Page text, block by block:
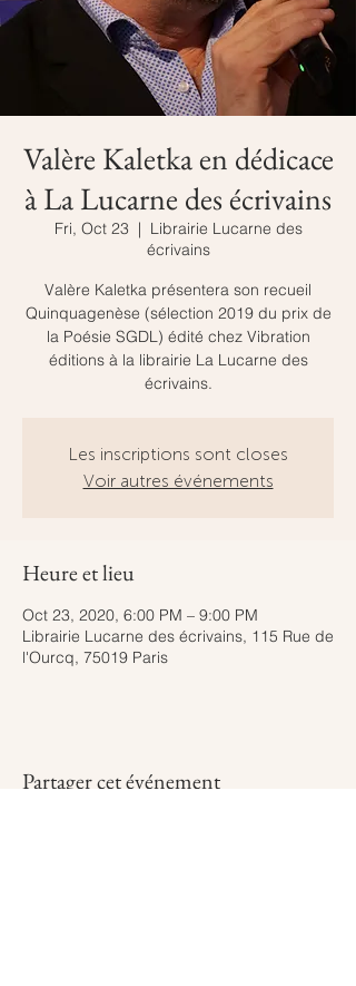
Valère Kaletka en dédicace
à La Lucarne des écrivains
Fri, Oct 23
  |
Librairie Lucarne des
écrivains
Valère Kaletka présentera son recueil
Quinquagenèse (sélection 2019 du prix de
la Poésie SGDL) édité chez Vibration
éditions à la librairie La Lucarne des
écrivains.
Les inscriptions sont closes
Voir autres événements
Heure et lieu
Oct 23, 2020, 6:00 PM – 9:00 PM
Librairie Lucarne des écrivains, 115 Rue de
l'Ourcq, 75019 Paris
Partager cet événement